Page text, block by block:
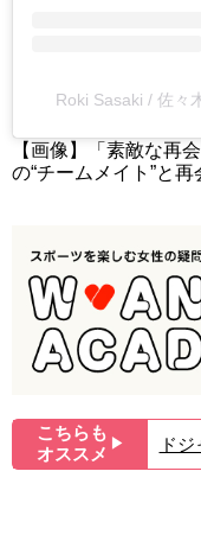
Roki Sasaki / 佐々
【画像】「素敵な再
の“チームメイト”と
こちらも
オススメ ▶︎ ド